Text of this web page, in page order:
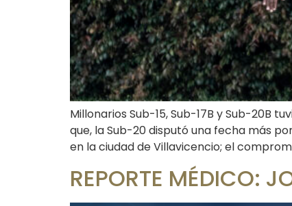
Millonarios Sub-15, Sub-17B y Sub-20B
que, la Sub-20 disputó una fecha más
en la ciudad de Villavicencio; el
REPORTE MÉDICO: